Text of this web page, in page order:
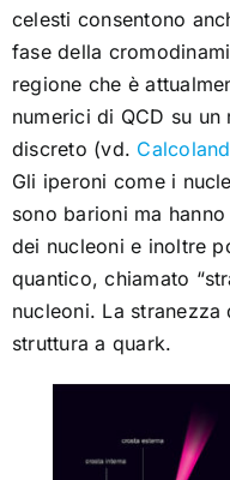
celesti consentono
fase della
regione che è
numerici di QCD su
discreto (vd.
Gli iperoni come i
sono barioni ma
dei nucleoni e inoltre
quantico, chiamato
nucleoni. La
struttura a quark.